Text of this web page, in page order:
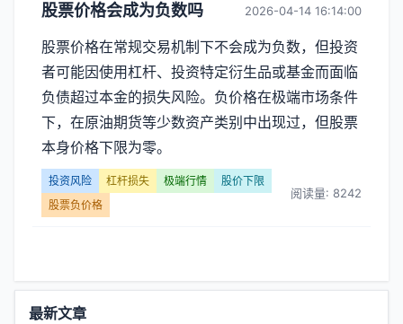
文
章
列
表
第
股票价格会成为负数吗 2026-04-14 16:14:00
股票价格在常规交易机制下不会成为负数，但投资
者可能因使用杠杆、投资特定衍生品或基金而面临
负债超过本金的损失风险。负价格在极端市场条件
下，在原油期货等少数资产类别中出现过，但股票
本身价格下限为零。
投资风险 杠杆损失 极端行情
股价下限
股票负价格
阅读量: 8242
功
最新文章